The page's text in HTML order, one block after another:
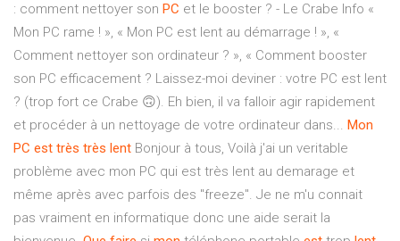
: comment nettoyer son PC et le booster ? - Le Crabe Info «
Mon PC rame ! », « Mon PC est lent au démarrage ! », «
Comment nettoyer son ordinateur ? », « Comment booster
son PC efficacement ? Laissez-moi deviner : votre PC est lent
? (trop fort ce Crabe 🙃). Eh bien, il va falloir agir rapidement
et procéder à un nettoyage de votre ordinateur dans... Mon
PC est très très lent Bonjour à tous, Voilà j'ai un veritable
problème avec mon PC qui est très lent au demarage et
même après avec parfois des "freeze". Je ne m'u connait
pas vraiment en informatique donc une aide serait la